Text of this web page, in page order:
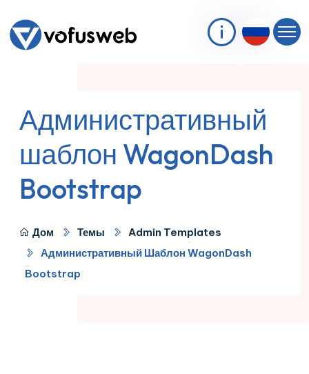
Административный
шаблон WagonDash
Bootstrap
Дом Темы
Admin Templates
Административный Шаблон WagonDash
Bootstrap